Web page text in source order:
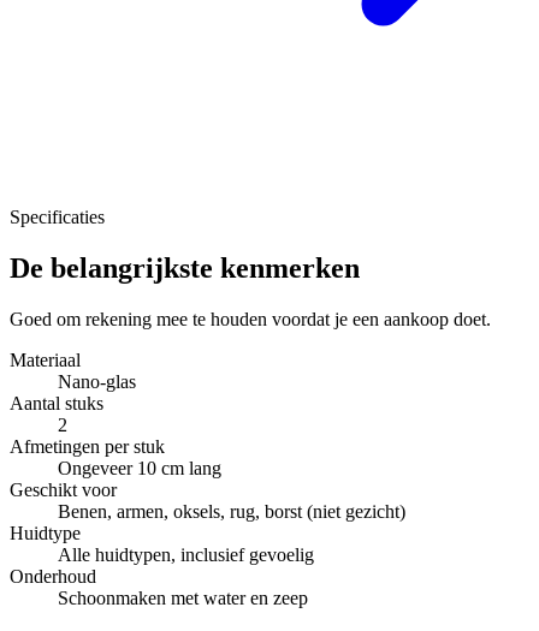
Specificaties
De belangrijkste kenmerken
Goed om rekening mee te houden voordat je een aankoop doet.
Materiaal
Nano-glas
Aantal stuks
2
Afmetingen per stuk
Ongeveer 10 cm lang
Geschikt voor
Benen, armen, oksels, rug, borst (niet gezicht)
Huidtype
Alle huidtypen, inclusief gevoelig
Onderhoud
Schoonmaken met water en zeep